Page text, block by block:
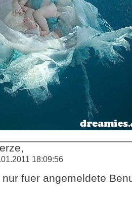
18:09:56
fuer angemeldete